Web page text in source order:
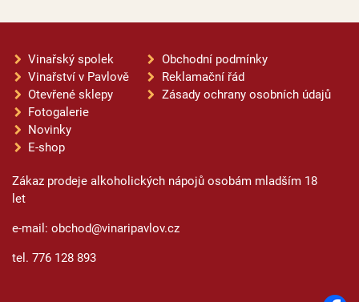
Vinařský spolek
Vinařství v Pavlově
Otevřené sklepy
Fotogalerie
Novinky
E-shop
Obchodní podmínky
Reklamační řád
Zásady ochrany osobních údajů
Zákaz prodeje alkoholických nápojů osobám mladším 18
let
e-mail: obchod@vinaripavlov.cz
tel. 776 128 893